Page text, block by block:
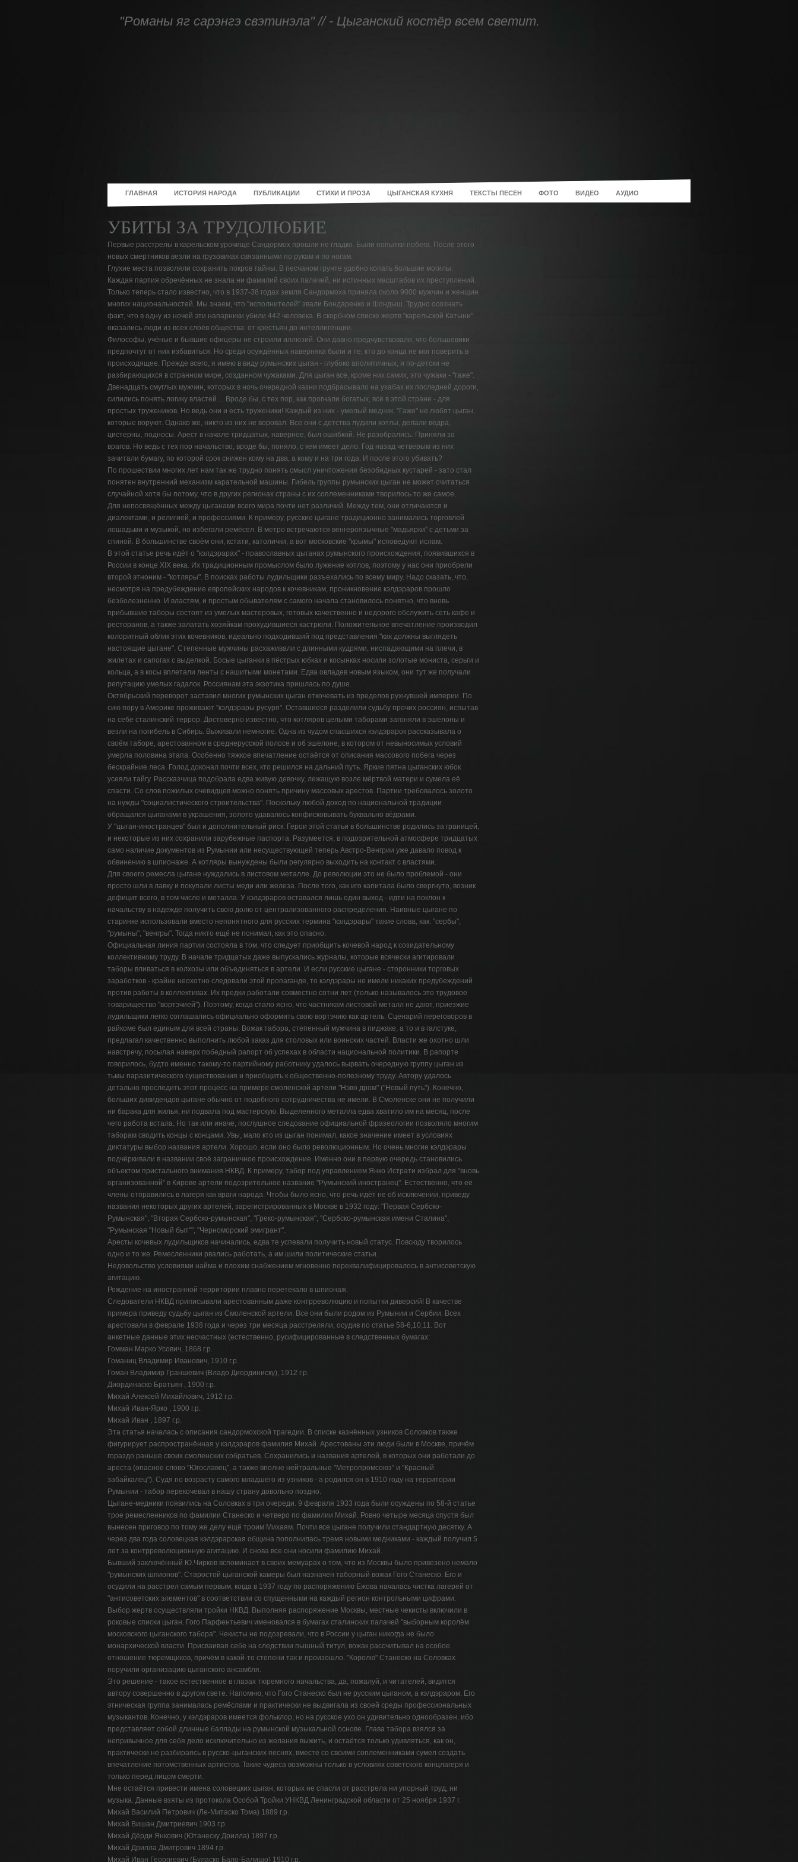
"Романы яг сарэнгэ свэтинэла" // - Цыганский костёр всем светит.
ГЛАВНАЯ ИСТОРИЯ НАРОДА ПУБЛИКАЦИИ СТИХИ И ПРОЗА ЦЫГАНСКАЯ КУХНЯ ТЕКСТЫ ПЕСЕН ФОТО ВИДЕО АУДИО
УБИТЫ ЗА ТРУДОЛЮБИЕ
Первые расстрелы в карельском урочище Сандормох прошли не гладко. Были попытки побега. После этого
новых смертников везли на грузовиках связанными по рукам и по ногам.
Глухие места позволяли сохранить покров тайны. В песчаном грунте удобно копать большие могилы.
Каждая партия обречённых не знала ни фамилий своих палачей, ни истинных масштабов их преступлений.
Только теперь стало известно, что в 1937-38 годах земля Сандормоха приняла около 9000 мужчин и женщин
многих национальностей. Мы знаем, что "исполнителей" звали Бондаренко и Шондыш. Трудно осознать
факт, что в одну из ночей эти напарники убили 442 человека. В скорбном списке жертв "карельской Катыни"
оказались люди из всех слоёв общества: от крестьян до интеллигенции.
Философы, учёные и бывшие офицеры не строили иллюзий. Они давно предчувствовали, что большевики
предпочтут от них избавиться. Но среди осуждённых наверняка были и те, кто до конца не мог поверить в
происходящее. Прежде всего, я имею в виду румынских цыган - глубоко аполитичных, и по-детски не
разбирающихся в странном мире, созданном чужаками. Для цыган все, кроме них самих, это чужаки - "гаже".
Двенадцать смуглых мужчин, которых в ночь очередной казни подбрасывало на ухабах их последней дороги,
силились понять логику властей… Вроде бы, с тех пор, как прогнали богатых, всё в этой стране - для
простых тружеников. Но ведь они и есть труженики! Каждый из них - умелый медник. "Гаже" не любят цыган,
которые воруют. Однако же, никто из них не воровал. Все они с детства лудили котлы, делали вёдра,
цистерны, подносы. Арест в начале тридцатых, наверное, был ошибкой. Не разобрались. Приняли за
врагов. Но ведь с тех пор начальство, вроде бы, поняло, с кем имеет дело. Год назад четверым из них
зачитали бумагу, по которой срок снижен кому на два, а кому и на три года. И после этого убивать?
По прошествии многих лет нам так же трудно понять смысл уничтожения безобидных кустарей - зато стал
понятен внутренний механизм карательной машины. Гибель группы румынских цыган не может считаться
случайной хотя бы потому, что в других регионах страны с их соплеменниками творилось то же самое.
Для непосвящённых между цыганами всего мира почти нет различий. Между тем, они отличаются и
диалектами, и религией, и профессиями. К примеру, русские цыгане традиционно занимались торговлей
лошадьми и музыкой, но избегали ремёсел. В метро встречаются венгероязычные "мадьярки" с детьми за
спиной. В большинстве своём они, кстати, католички, а вот московские "крымы" исповедуют ислам.
В этой статье речь идёт о "кэлдэрарах" - православных цыганах румынского происхождения, появившихся в
России в конце XIX века. Их традиционным промыслом было лужение котлов, поэтому у нас они приобрели
второй этноним - "котляры". В поисках работы лудильщики разъехались по всему миру. Надо сказать, что,
несмотря на предубеждение европейских народов к кочевникам, проникновение кэлдэраров прошло
безболезненно. И властям, и простым обывателям с самого начала становилось понятно, что вновь
прибывшие таборы состоят из умелых мастеровых, готовых качественно и недорого обслужить сеть кафе и
ресторанов, а также залатать хозяйкам прохудившиеся кастрюли. Положительное впечатление производил
колоритный облик этих кочевников, идеально подходивший под представления "как должны выглядеть
настоящие цыгане". Степенные мужчины расхаживали с длинными кудрями, ниспадающими на плечи, в
жилетах и сапогах с выделкой. Босые цыганки в пёстрых юбках и косынках носили золотые мониста, серьги и
кольца, а в косы вплетали ленты с нашитыми монетами. Едва овладев новым языком, они тут же получали
репутацию умелых гадалок. Россиянам эта экзотика пришлась по душе.
Октябрьский переворот заставил многих румынских цыган откочевать из пределов рухнувшей империи. По
сию пору в Америке проживают "кэлдэрары русуря". Оставшиеся разделили судьбу прочих россиян, испытав
на себе сталинский террор. Достоверно известно, что котляров целыми таборами загоняли в эшелоны и
везли на погибель в Сибирь. Выживали немногие. Одна из чудом спасшихся кэлдэрарок рассказывала о
своём таборе, арестованном в среднерусской полосе и об эшелоне, в котором от невыносимых условий
умерла половина этапа. Особенно тяжкое впечатление остаётся от описания массового побега через
бескрайние леса. Голод доконал почти всех, кто решился на дальний путь. Яркие пятна цыганских юбок
усеяли тайгу. Рассказчица подобрала едва живую девочку, лежащую возле мёртвой матери и сумела её
спасти. Со слов пожилых очевидцев можно понять причину массовых арестов. Партии требовалось золото
на нужды "социалистического строительства". Поскольку любой доход по национальной традиции
обращался цыганами в украшения, золото удавалось конфисковывать буквально вёдрами.
У "цыган-иностранцев" был и дополнительный риск. Герои этой статьи в большинстве родились за границей,
и некоторые из них сохранили зарубежные паспорта. Разумеется, в подозрительной атмосфере тридцатых
само наличие документов из Румынии или несуществующей теперь Австро-Венгрии уже давало повод к
обвинению в шпионаже. А котляры вынуждены были регулярно выходить на контакт с властями.
Для своего ремесла цыгане нуждались в листовом металле. До революции это не было проблемой - они
просто шли в лавку и покупали листы меди или железа. После того, как иго капитала было свергнуто, возник
дефицит всего, в том числе и металла. У кэлдэраров оставался лишь один выход - идти на поклон к
начальству в надежде получить свою долю от централизованного распределения. Наивные цыгане по
старинке использовали вместо непонятного для русских термина "кэлдэрары" такие слова, как: "сербы",
"румыны", "венгры". Тогда никто ещё не понимал, как это опасно.
Официальная линия партии состояла в том, что следует приобщить кочевой народ к созидательному
коллективному труду. В начале тридцатых даже выпускались журналы, которые всячески агитировали
таборы вливаться в колхозы или объединяться в артели. И если русские цыгане - сторонники торговых
заработков - крайне неохотно следовали этой пропаганде, то кэлдэрары не имели никаких предубеждений
против работы в коллективах. Их предки работали совместно сотни лет (только называлось это трудовое
товарищество "вортэчией"). Поэтому, когда стало ясно, что частникам листовой металл не дают, приезжие
лудильщики легко соглашались официально оформить свою вортэчию как артель. Сценарий переговоров в
райкоме был единым для всей страны. Вожак табора, степенный мужчина в пиджаке, а то и в галстуке,
предлагал качественно выполнить любой заказ для столовых или воинских частей. Власти же охотно шли
навстречу, посылая наверх победный рапорт об успехах в области национальной политики. В рапорте
говорилось, будто именно такому-то партийному работнику удалось вырвать очередную группу цыган из
тьмы паразитического существования и приобщить к общественно-полезному труду. Автору удалось
детально проследить этот процесс на примере смоленской артели "Нэво дром" ("Новый путь"). Конечно,
больших дивидендов цыгане обычно от подобного сотрудничества не имели. В Смоленске они не получили
ни барака для жилья, ни подвала под мастерскую. Выделенного металла едва хватило им на месяц, после
чего работа встала. Но так или иначе, послушное следование официальной фразеологии позволяло многим
таборам сводить концы с концами. Увы, мало кто из цыган понимал, какое значение имеет в условиях
диктатуры выбор названия артели. Хорошо, если оно было революционным. Но очень многие кэлдэрары
подчёркивали в названии своё заграничное происхождение. Именно они в первую очередь становились
объектом пристального внимания НКВД. К примеру, табор под управлением Янко Истрати избрал для "вновь
организованной" в Кирове артели подозрительное название "Румынский иностранец". Естественно, что её
члены отправились в лагеря как враги народа. Чтобы было ясно, что речь идёт не об исключении, приведу
названия некоторых других артелей, зарегистрированных в Москве в 1932 году: "Первая Сербско-
Румынская", "Вторая Сербско-румынская", "Греко-румынская", "Сербско-румынская имени Сталина",
"Румынская "Новый быт"", "Черноморский эмигрант".
Аресты кочевых лудильщиков начинались, едва те успевали получить новый статус. Повсюду творилось
одно и то же. Ремесленники рвались работать, а им шили политические статьи.
Недовольство условиями найма и плохим снабжением мгновенно переквалифицировалось в антисоветскую
агитацию.
Рождение на иностранной территории плавно перетекало в шпионаж.
Следователи НКВД приписывали арестованным даже контрреволюцию и попытки диверсий! В качестве
примера приведу судьбу цыган из Смоленской артели. Все они были родом из Румынии и Сербии. Всех
арестовали в феврале 1938 года и через три месяца расстреляли, осудив по статье 58-6,10,11. Вот
анкетные данные этих несчастных (естественно, русифицированные в следственных бумагах:
Гомман Марко Усович, 1868 г.р.
Гоманиц Владимир Иванович, 1910 г.р.
Гоман Владимир Граншевич (Владо Диординиску), 1912 г.р.
Диординаско Братьян , 1900 г.р.
Михай Алексей Михайлович, 1912 г.р.
Михай Иван-Ярко , 1900 г.р.
Михай Иван , 1897 г.р.
Эта статья началась с описания сандормохской трагедии. В списке казнённых узников Соловков также
фигурирует распространённая у кэлдэраров фамилия Михай. Арестованы эти люди были в Москве, причём
гораздо раньше своих смоленских собратьев. Сохранились и названия артелей, в которых они работали до
ареста (опасное слово "Югославец", а также вполне нейтральные "Метропромсоюз" и "Красный
забайкалец"). Судя по возрасту самого младшего из узников - а родился он в 1910 году на территории
Румынии - табор перекочевал в нашу страну довольно поздно.
Цыгане-медники появились на Соловках в три очереди. 9 февраля 1933 года были осуждены по 58-й статье
трое ремесленников по фамилии Станеско и четверо по фамилии Михай. Ровно четыре месяца спустя был
вынесен приговор по тому же делу ещё троим Михаям. Почти все цыгане получили стандартную десятку. А
через два года соловецкая кэлдэрарская община пополнилась тремя новыми медниками - каждый получил 5
лет за контрреволюционную агитацию. И снова все они носили фамилию Михай.
Бывший заключённый Ю.Чирков вспоминает в своих мемуарах о том, что из Москвы было привезено немало
"румынских шпионов". Старостой цыганской камеры был назначен таборный вожак Гого Станеско. Его и
осудили на расстрел самым первым, когда в 1937 году по распоряжению Ежова началась чистка лагерей от
"антисоветских элементов" в соответствии со спущенными на каждый регион контрольными цифрами.
Выбор жертв осуществляли тройки НКВД. Выполняя распоряжение Москвы, местные чекисты включили в
роковые списки цыган. Гого Парфентьевич именовался в бумагах сталинских палачей "выборным королём
московского цыганского табора". Чекисты не подозревали, что в России у цыган никогда не было
монархической власти. Присваивая себе на следствии пышный титул, вожак рассчитывал на особое
отношение тюремщиков, причём в какой-то степени так и произошло. "Королю" Станеско на Соловках
поручили организацию цыганского ансамбля.
Это решение - такое естественное в глазах тюремного начальства, да, пожалуй, и читателей, видится
автору совершенно в другом свете. Напомню, что Гого Станеско был не русским цыганом, а кэлдэраром. Его
этническая группа занималась ремёслами и практически не выдвигала из своей среды профессиональных
музыкантов. Конечно, у кэлдэраров имеется фольклор, но на русское ухо он удивительно однообразен, ибо
представляет собой длинные баллады на румынской музыкальной основе. Глава табора взялся за
непривычное для себя дело исключительно из желания выжить, и остаётся только удивляться, как он,
практически не разбираясь в русско-цыганских песнях, вместе со своими соплеменниками сумел создать
впечатление потомственных артистов. Такие чудеса возможны только в условиях советского концлагеря и
только перед лицом смерти.
Мне остаётся привести имена соловецких цыган, которых не спасли от расстрела ни упорный труд, ни
музыка. Данные взяты из протокола Особой Тройки УНКВД Ленинградской области от 25 ноября 1937 г.
Михай Василий Петрович (Ле-Митаско Тома) 1889 г.р.
Михай Вишан Дмитриевич 1903 г.р.
Михай Дёрди Янкович (Ютанеску Дрилла) 1897 г.р.
Михай Дрилла Дмитрович 1894 г.р.
Михай Иван Георгиевич (Буласко Бало-Балишо) 1910 г.р.